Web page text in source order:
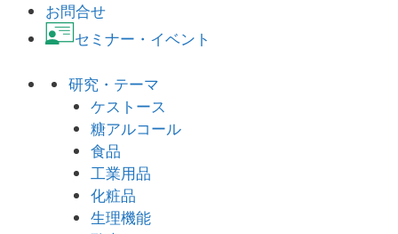
お問合せ
セミナー・イベント
研究・テーマ
ケストース
糖アルコール
食品
工業用品
化粧品
生理機能